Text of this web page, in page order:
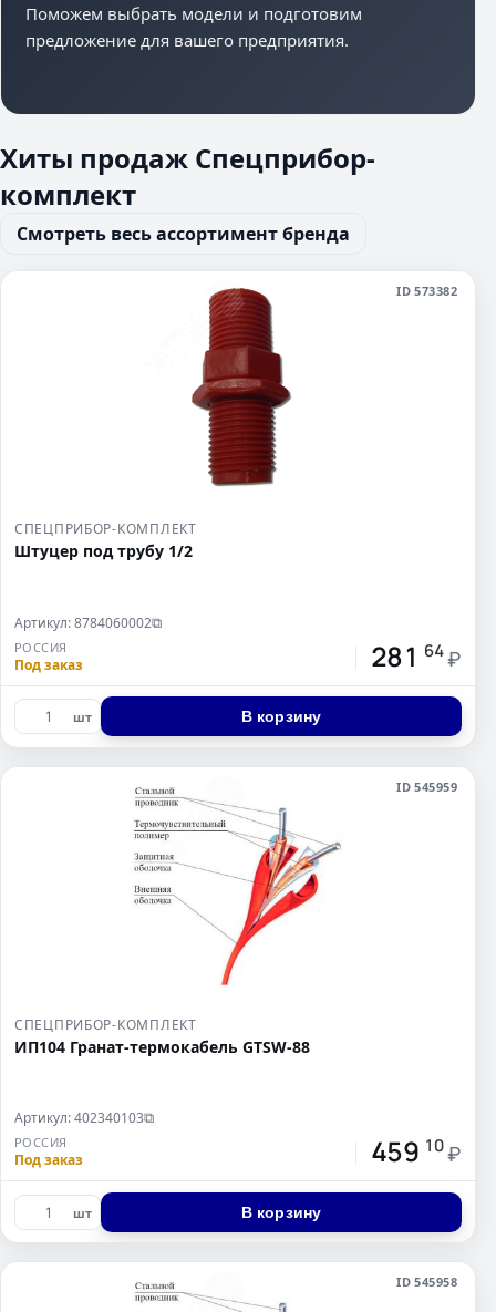
Поможем выбрать модели и подготовим
предложение для вашего предприятия.
Хиты продаж Спецприбор-
комплект
Смотреть весь ассортимент бренда
ID 573382
СПЕЦПРИБОР-КОМПЛЕКТ
Штуцер под трубу 1/2
Артикул: 8784060002⧉
РОССИЯ
Под заказ 281 64 ₽
шт В корзину
ID 545959
СПЕЦПРИБОР-КОМПЛЕКТ
ИП104 Гранат-термокабель GTSW-88
Артикул: 402340103⧉
РОССИЯ
Под заказ 459 10 ₽
шт В корзину
ID 545958